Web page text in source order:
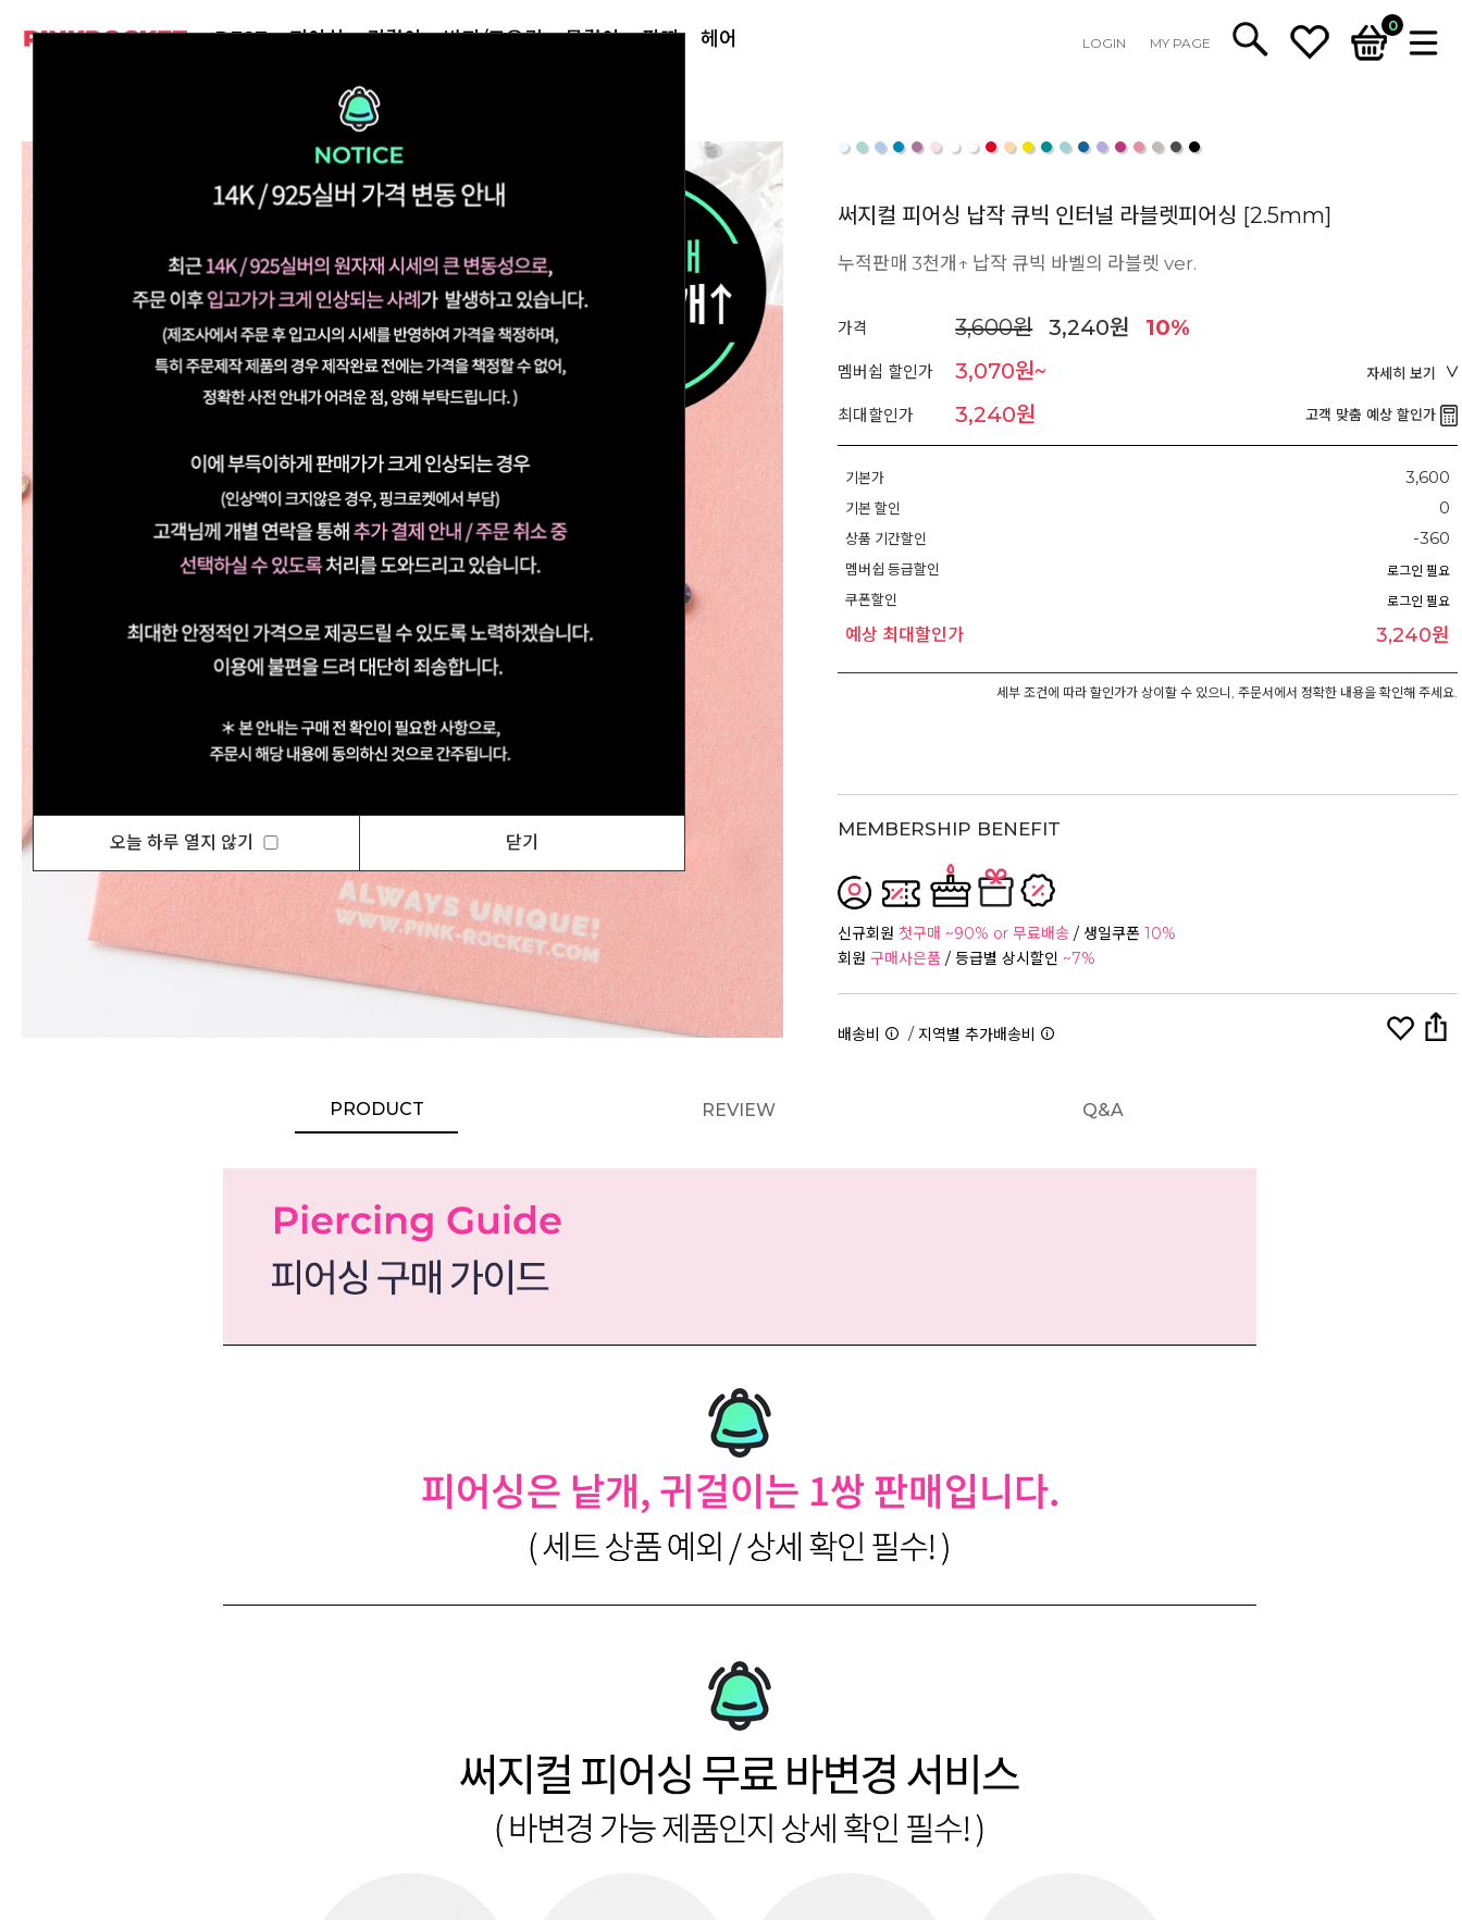
BEST 피어싱 귀걸이 반지/토우링 목걸이 팔찌 헤어 LOGIN MY PAGE
0
써지컬 피어싱 납작 큐빅 인터널 라블렛피어싱 [2.5mm]
누적판매 3천개↑ 납작 큐빅 바벨의 라블렛 ver.
가격 3,600원 3,240원 10%
멤버쉽 할인가 3,070원~ 자세히 보기
최대할인가 3,240원 고객 맞춤 예상 할인가
기본가 3,600
기본 할인 0
상품 기간할인 -360
멤버쉽 등급할인 로그인 필요
쿠폰할인 로그인 필요
예상 최대할인가 3,240원
세부 조건에 따라 할인가가 상이할 수 있으니, 주문서에서 정확한 내용을 확인해 주세요.
MEMBERSHIP BENEFIT
신규회원 첫구매 ~90% or 무료배송 / 생일쿠폰 10%
회원 구매사은품 / 등급별 상시할인 ~7%
배송비 /지역별 추가배송비
PRODUCT REVIEW Q&A
오늘 하루 열지 않기 닫기